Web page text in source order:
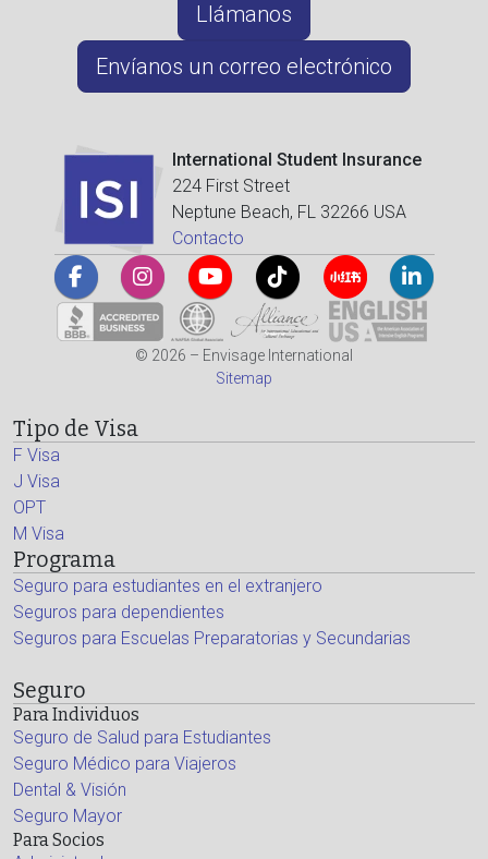
Llámanos
Envíanos un correo electrónico
International Student Insurance
224 First Street
Neptune Beach, FL 32266 USA
Contacto
© 2026 – Envisage International
Sitemap
Tipo de Visa
F Visa
J Visa
OPT
M Visa
Programa
Seguro para estudiantes en el extranjero
Seguros para dependientes
Seguros para Escuelas Preparatorias y Secundarias
Seguro
Para Individuos
Seguro de Salud para Estudiantes
Seguro Médico para Viajeros
Dental & Visión
Seguro Mayor
Para Socios